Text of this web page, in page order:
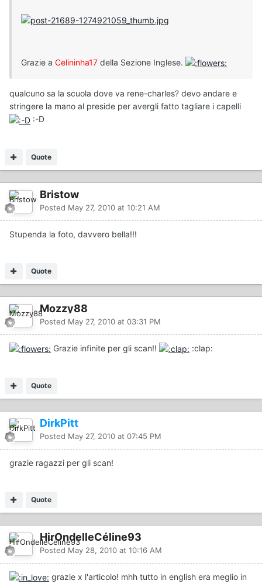
Grazie a Celininha17 della Sezione Inglese.
qualcuno sa la scuola dove va rene-charles? devo andare e
stringere la mano al preside per avergli fatto tagliare i capelli
:-D
Quote
Bristow
Posted May 27, 2010 at 10:21 AM
Stupenda la foto, davvero bella!!!
Quote
Mozzy88
Posted May 27, 2010 at 03:31 PM
Grazie infinite per gli scan!! :clap:
Quote
DirkPitt
Posted May 27, 2010 at 07:45 PM
grazie ragazzi per gli scan!
Quote
HirOndelleCéline93
Posted May 28, 2010 at 10:16 AM
grazie x l'articolo! mhh tutto in english era meglio in